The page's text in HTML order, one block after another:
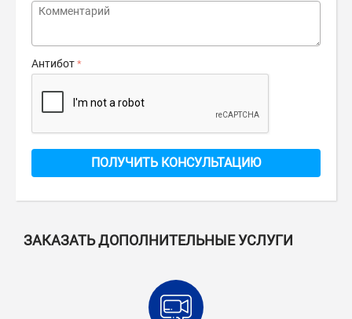
Антибот
ПОЛУЧИТЬ КОНСУЛЬТАЦИЮ
ЗАКАЗАТЬ ДОПОЛНИТЕЛЬНЫЕ УСЛУГИ